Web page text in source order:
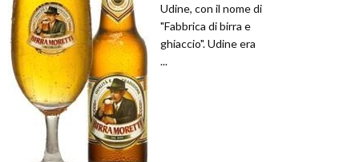
Udine, con il nome di
"Fabbrica di birra e
ghiaccio". Udine era
...